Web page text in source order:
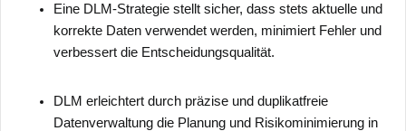
Eine DLM-Strategie stellt sicher, dass stets aktuelle und
korrekte Daten verwendet werden, minimiert Fehler und
verbessert die Entscheidungsqualität.
DLM erleichtert durch präzise und duplikatfreie
Datenverwaltung die Planung und Risikominimierung in